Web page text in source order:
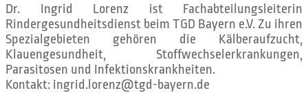
Dr. Ingrid Lorenz ist Fachabteilungsleiterin
Rindergesundheitsdienst beim TGD Bayern e.V. Zu ihren
Spezialgebieten gehören die Kälberaufzucht,
Klauengesundheit, Stoffwechselerkrankungen,
Parasitosen und Infektionskrankheiten.
Kontakt: ingrid.lorenz@tgd-bayern.de